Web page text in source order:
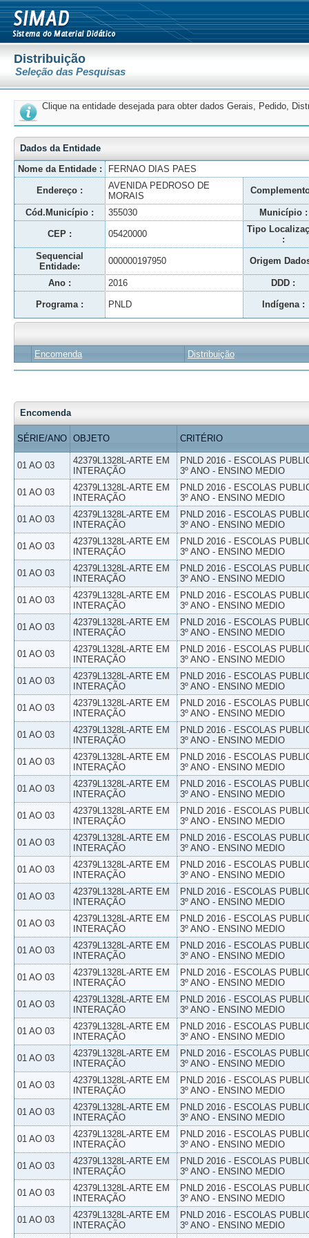
Distribuição
Seleção das Pesquisas
Clique na entidade desejada para obter dados Gerais, Pedido,
Dados da Entidade
Nome da Entidade :
FERNAO DIAS PAES
Endereço :
AVENIDA PEDROSO DE
MORAIS
Cód.Município : 355030 Município :
CEP : 05420000
Tipo
:
Sequencial
Entidade:
000000197950 Origem
Ano : 2016 DDD :
Programa : PNLD Indígena :
Encomenda Distribuição
Encomenda
SÉRIE/ANO OBJETO CRITÉRIO
01 AO 03
42379L1328L-ARTE EM
INTERAÇÃO
PNLD 2016 - ESCOLAS
3º ANO - ENSINO MEDIO
01 AO 03
42379L1328L-ARTE EM
INTERAÇÃO
PNLD 2016 - ESCOLAS
3º ANO - ENSINO MEDIO
01 AO 03
42379L1328L-ARTE EM
INTERAÇÃO
PNLD 2016 - ESCOLAS
3º ANO - ENSINO MEDIO
01 AO 03
42379L1328L-ARTE EM
INTERAÇÃO
PNLD 2016 - ESCOLAS
3º ANO - ENSINO MEDIO
01 AO 03
42379L1328L-ARTE EM
INTERAÇÃO
PNLD 2016 - ESCOLAS
3º ANO - ENSINO MEDIO
01 AO 03
42379L1328L-ARTE EM
INTERAÇÃO
PNLD 2016 - ESCOLAS
3º ANO - ENSINO MEDIO
01 AO 03
42379L1328L-ARTE EM
INTERAÇÃO
PNLD 2016 - ESCOLAS
3º ANO - ENSINO MEDIO
01 AO 03
42379L1328L-ARTE EM
INTERAÇÃO
PNLD 2016 - ESCOLAS
3º ANO - ENSINO MEDIO
01 AO 03
42379L1328L-ARTE EM
INTERAÇÃO
PNLD 2016 - ESCOLAS
3º ANO - ENSINO MEDIO
01 AO 03
42379L1328L-ARTE EM
INTERAÇÃO
PNLD 2016 - ESCOLAS
3º ANO - ENSINO MEDIO
01 AO 03
42379L1328L-ARTE EM
INTERAÇÃO
PNLD 2016 - ESCOLAS
3º ANO - ENSINO MEDIO
01 AO 03
42379L1328L-ARTE EM
INTERAÇÃO
PNLD 2016 - ESCOLAS
3º ANO - ENSINO MEDIO
01 AO 03
42379L1328L-ARTE EM
INTERAÇÃO
PNLD 2016 - ESCOLAS
3º ANO - ENSINO MEDIO
01 AO 03
42379L1328L-ARTE EM
INTERAÇÃO
PNLD 2016 - ESCOLAS
3º ANO - ENSINO MEDIO
01 AO 03
42379L1328L-ARTE EM
INTERAÇÃO
PNLD 2016 - ESCOLAS
3º ANO - ENSINO MEDIO
01 AO 03
42379L1328L-ARTE EM
INTERAÇÃO
PNLD 2016 - ESCOLAS
3º ANO - ENSINO MEDIO
01 AO 03
42379L1328L-ARTE EM
INTERAÇÃO
PNLD 2016 - ESCOLAS
3º ANO - ENSINO MEDIO
01 AO 03
42379L1328L-ARTE EM
INTERAÇÃO
PNLD 2016 - ESCOLAS
3º ANO - ENSINO MEDIO
01 AO 03
42379L1328L-ARTE EM
INTERAÇÃO
PNLD 2016 - ESCOLAS
3º ANO - ENSINO MEDIO
01 AO 03
42379L1328L-ARTE EM
INTERAÇÃO
PNLD 2016 - ESCOLAS
3º ANO - ENSINO MEDIO
01 AO 03
42379L1328L-ARTE EM
INTERAÇÃO
PNLD 2016 - ESCOLAS
3º ANO - ENSINO MEDIO
01 AO 03
42379L1328L-ARTE EM
INTERAÇÃO
PNLD 2016 - ESCOLAS
3º ANO - ENSINO MEDIO
01 AO 03
42379L1328L-ARTE EM
INTERAÇÃO
PNLD 2016 - ESCOLAS
3º ANO - ENSINO MEDIO
01 AO 03
42379L1328L-ARTE EM
INTERAÇÃO
PNLD 2016 - ESCOLAS
3º ANO - ENSINO MEDIO
01 AO 03
42379L1328L-ARTE EM
INTERAÇÃO
PNLD 2016 - ESCOLAS
3º ANO - ENSINO MEDIO
01 AO 03
42379L1328L-ARTE EM
INTERAÇÃO
PNLD 2016 - ESCOLAS
3º ANO - ENSINO MEDIO
01 AO 03
42379L1328L-ARTE EM
INTERAÇÃO
PNLD 2016 - ESCOLAS
3º ANO - ENSINO MEDIO
01 AO 03
42379L1328L-ARTE EM
INTERAÇÃO
PNLD 2016 - ESCOLAS
3º ANO - ENSINO MEDIO
01 AO 03
42379L1328L-ARTE EM
INTERAÇÃO
PNLD 2016 - ESCOLAS
3º ANO - ENSINO MEDIO